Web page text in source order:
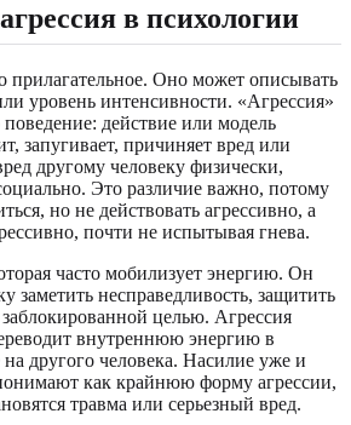
в психологии
Оно может описывать
уровень интенсивности. «Агрессия»
действие или модель
запугивает, причиняет вред или
другому человеку физически,
Это различие важно, потому
но не действовать агрессивно, а
почти не испытывая гнева.
часто мобилизует энергию. Он
заметить несправедливость, защитить
целью. Агрессия
внутреннюю энергию в
другого человека. Насилие уже и
как крайнюю форму агрессии,
травма или серьезный вред.